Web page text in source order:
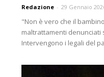
Redazione - 29 Gennaio
"Non è vero che il
maltrattamenti denunciati
Intervengono i legali del